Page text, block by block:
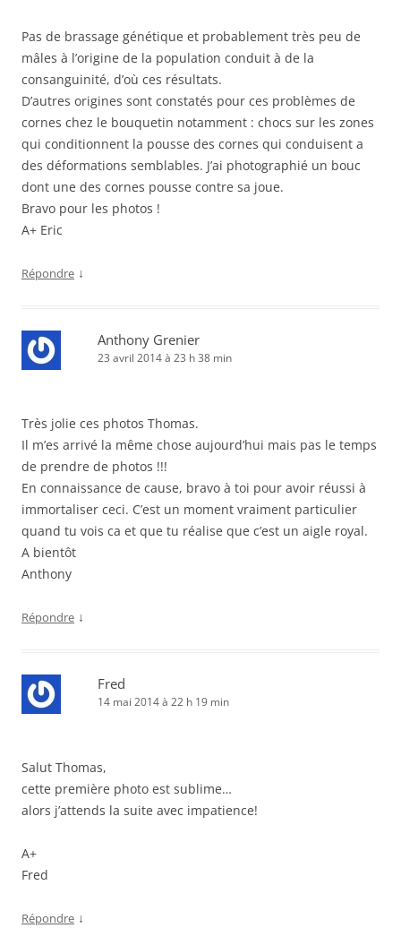
Pas de brassage génétique et probablement très peu de
mâles à l’origine de la population conduit à de la
consanguinité, d’où ces résultats.
D’autres origines sont constatés pour ces problèmes de
cornes chez le bouquetin notamment : chocs sur les zones
qui conditionnent la pousse des cornes qui conduisent a
des déformations semblables. J’ai photographié un bouc
dont une des cornes pousse contre sa joue.
Bravo pour les photos !
A+ Eric
Répondre ↓
Anthony Grenier
23 avril 2014 à 23 h 38 min
Très jolie ces photos Thomas.
Il m’es arrivé la même chose aujourd’hui mais pas le temps
de prendre de photos !!!
En connaissance de cause, bravo à toi pour avoir réussi à
immortaliser ceci. C’est un moment vraiment particulier
quand tu vois ca et que tu réalise que c’est un aigle royal.
A bientôt
Anthony
Répondre ↓
Fred
14 mai 2014 à 22 h 19 min
Salut Thomas,
cette première photo est sublime…
alors j’attends la suite avec impatience!
A+
Fred
Répondre ↓